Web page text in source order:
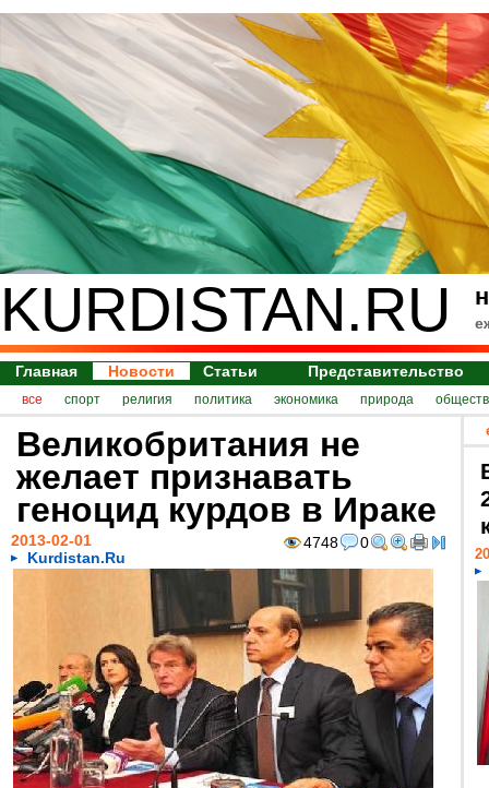
KURDISTAN.RU
Главная Новости Статьи Представительство
все спорт религия политика экономика природа
Великобритания не
желает признавать
геноцид курдов в Ираке
4748 0
2013-02-01
Kurdistan.Ru